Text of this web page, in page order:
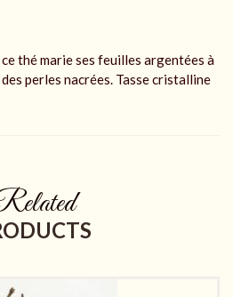
thé marie ses feuilles argentées à
perles nacrées. Tasse cristalline